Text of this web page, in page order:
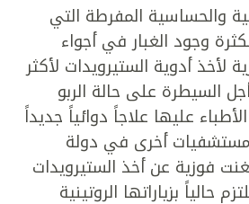
والحساسية المفرطة التي
وجود الغبار في أجواء
لأخذ أدوية الستيرويدات لأكثر
السيطرة على حالة الربو
عليها علاجاً دوائياً جديداً
مستشفيات أخرى في دولة
فوزية عن أخذ الستيرويدات
بزياراتها الروتينية